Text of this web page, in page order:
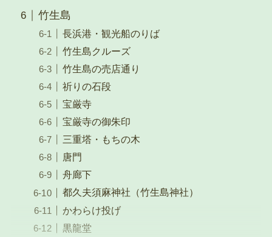
竹生島
長浜港・観光船のりば
竹生島クルーズ
竹生島の売店通り
祈りの石段
宝厳寺
宝厳寺の御朱印
三重塔・もちの木
唐門
舟廊下
都久夫須麻神社（竹生島神社）
かわらけ投げ
黒龍堂